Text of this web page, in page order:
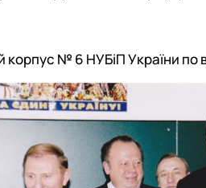
№ 6 НУБіП України по